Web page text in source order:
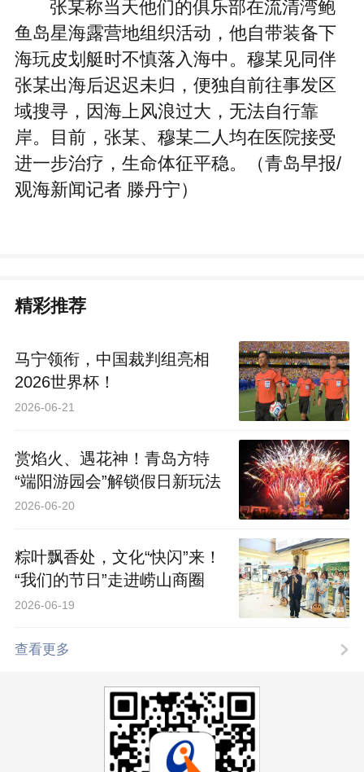
张某称当天他们的俱乐部在流清湾鲍
鱼岛星海露营地组织活动，他自带装备下
海玩皮划艇时不慎落入海中。穆某见同伴
张某出海后迟迟未归，便独自前往事发区
域搜寻，因海上风浪过大，无法自行靠
岸。目前，张某、穆某二人均在医院接受
进一步治疗，生命体征平稳。（青岛早报/
观海新闻记者 滕丹宁）
精彩推荐
马宁领衔，中国裁判组亮相
2026世界杯！
2026-06-21
赏焰火、遇花神！青岛方特
“端阳游园会”解锁假日新玩法
2026-06-20
粽叶飘香处，文化“快闪”来！
“我们的节日”走进崂山商圈
2026-06-19
查看更多